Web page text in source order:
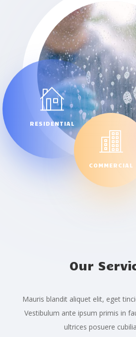
RESIDENTIAL
COMMERCIAL
Our
Mauris blandit aliquet elit, eget
Vestibulum ante ipsum primis in
ultrices posuere